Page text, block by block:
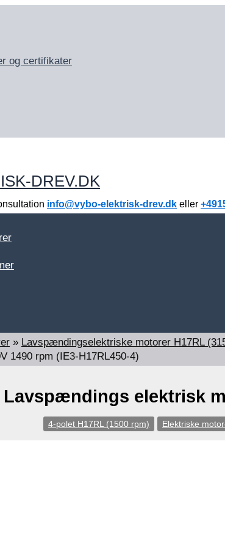
og certifikater
DREV.DK
info@vybo-elektrisk-drev.dk eller
» Lavspændingselektriske motorer H17RL
1490 rpm (IE3-H17RL450-4)
Lavspændings elektrisk
4-polet H17RL (1500 rpm) Elektriske